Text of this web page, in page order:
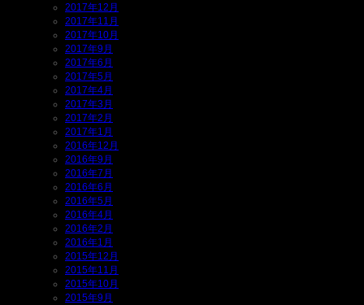
2017年12月
2017年11月
2017年10月
2017年9月
2017年6月
2017年5月
2017年4月
2017年3月
2017年2月
2017年1月
2016年12月
2016年9月
2016年7月
2016年6月
2016年5月
2016年4月
2016年2月
2016年1月
2015年12月
2015年11月
2015年10月
2015年9月